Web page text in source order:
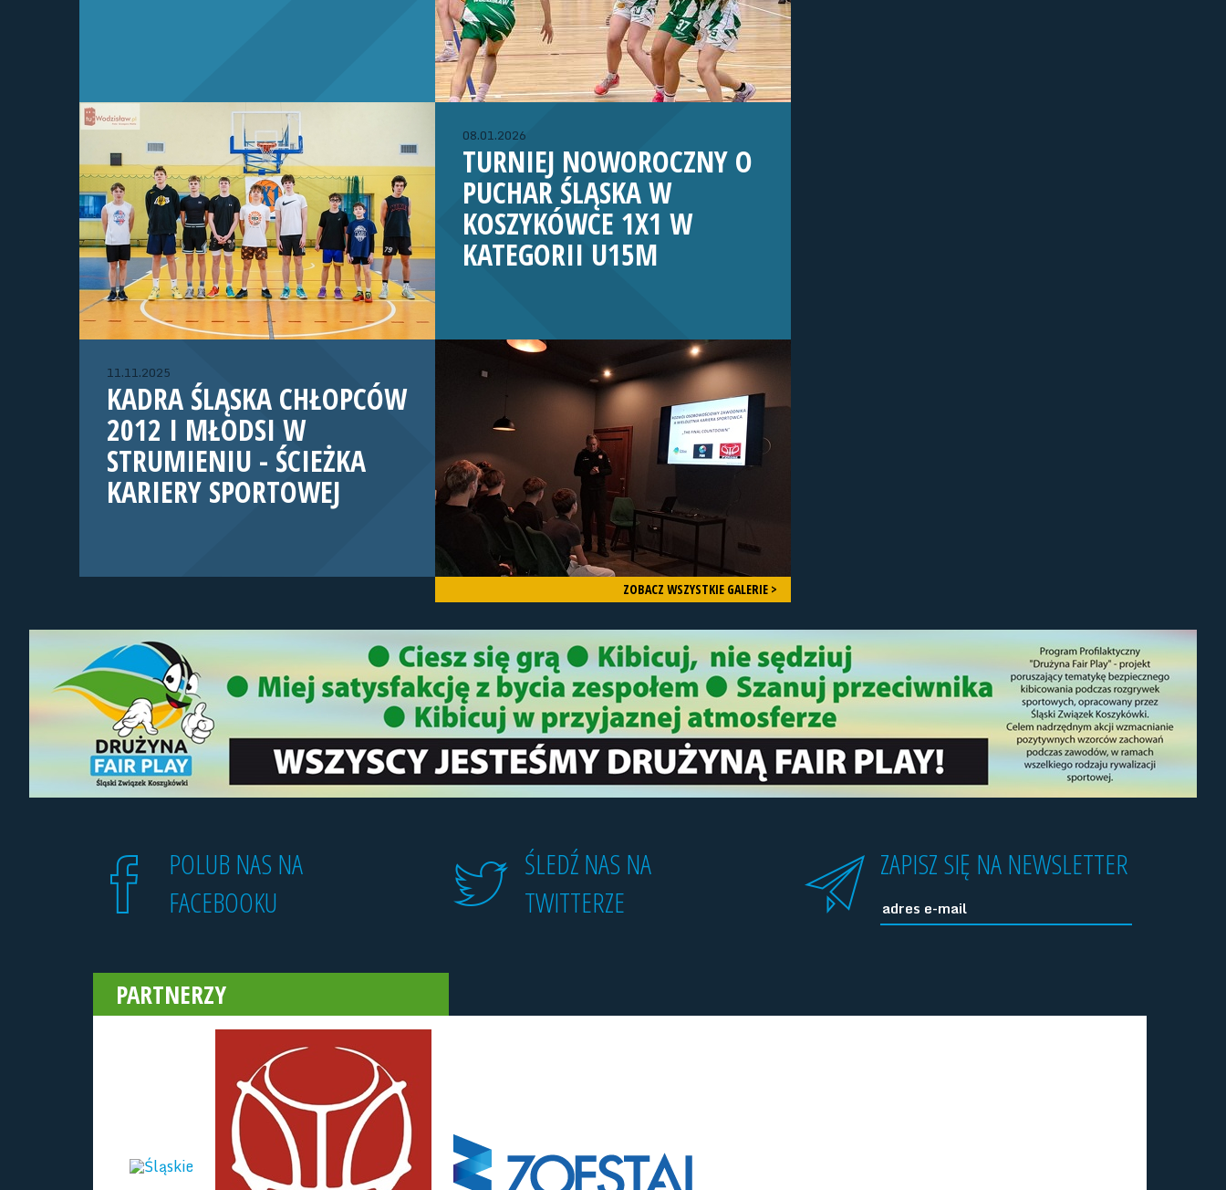
08.01.2026
TURNIEJ NOWOROCZNY O
PUCHAR ŚLĄSKA W
KOSZYKÓWCE 1X1 W
KATEGORII U15M
11.11.2025
KADRA ŚLĄSKA CHŁOPCÓW
2012 I MŁODSI W
STRUMIENIU - ŚCIEŻKA
KARIERY SPORTOWEJ
ZOBACZ WSZYSTKIE GALERIE >
POLUB NAS NA
FACEBOOKU
ŚLEDŹ NAS NA
TWITTERZE
ZAPISZ SIĘ NA NEWSLETTER
PARTNERZY